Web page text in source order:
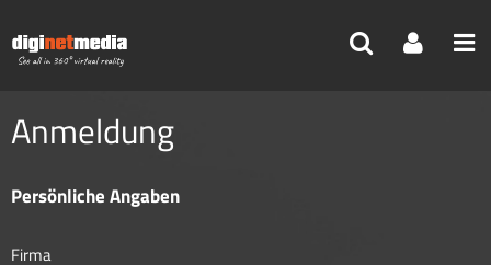
Reisebüro>Mein Profil
Anmeldung
Persönliche Angaben
Firma